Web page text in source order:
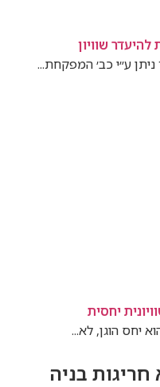
בניה